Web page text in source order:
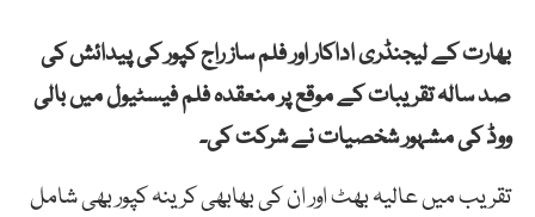
بھارت کے لیجنڈری اداکار اور فلم ساز راج کپور کی پیدائش کی
صد سالہ تقریبات کے موقع پر منعقدہ فلم فیسٹیول میں بالی
ووڈ کی مشہور شخصیات نے شرکت کی۔
تقریب میں عالیہ بھٹ اور ان کی بھابھی کرینہ کپور بھی شامل